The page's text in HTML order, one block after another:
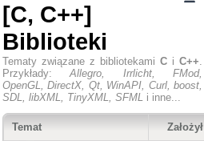
[C, C++]
Biblioteki
Tematy związane z bibliotekami C i C++.
Przykłady:Allegro, Irrlicht, FMod,
OpenGL, DirectX, Qt, WinAPI, Curl, boost,
SDL, libXML, TinyXML, SFML i inne...
Temat Założył